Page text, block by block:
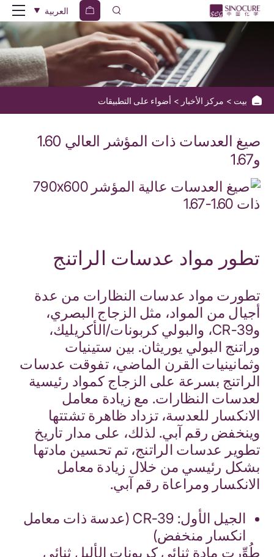
صيغ
العدسات
العالي
1.60
العربية
بيت مركز الأخبار أضواء على التطبيقات
صيغ العدسات ذات المؤشر العالي 1.60
و1.67
تطور مواد عدسات الراتنج
تطورت مواد عدسات النظارات من عدة
أجيال من المواد، مثل الزجاج البصري،
وCR-39، والبولي كربونات/الأكريليك،
وراتنج البولي يوريثان. بين ستينيات
وثمانينيات القرن الماضي، تفوقت عدسات
الراتنج بسرعة على الزجاج كمواد رئيسية
لعدسات النظارات. مع زيادة معامل
الانكسار للعدسة، تزداد ظاهرة تشتتها
وينخفض رقم آبي. لذلك، على مدار تاريخ
تطوير عدسات الراتنج، تم تحسين مادتها
بشكل رئيسي من خلال زيادة معامل
الانكسار ومراعاة رقم آبي.
الجيل الأول: CR-39 (عدسة ذات معامل
انكسار منخفض)
طُوِّرت مادة ثنائي كربونات الأليل ثنائي